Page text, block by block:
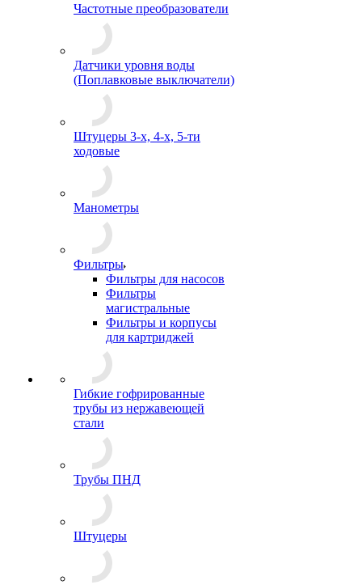
Частотные преобразователи
Датчики уровня воды
(Поплавковые выключатели)
Штуцеры 3-х, 4-х, 5-ти
ходовые
Манометры
Фильтры
Фильтры для насосов
Фильтры
магистральные
Фильтры и корпусы
для картриджей
Гибкие гофрированные
трубы из нержавеющей
стали
Трубы ПНД
Штуцеры